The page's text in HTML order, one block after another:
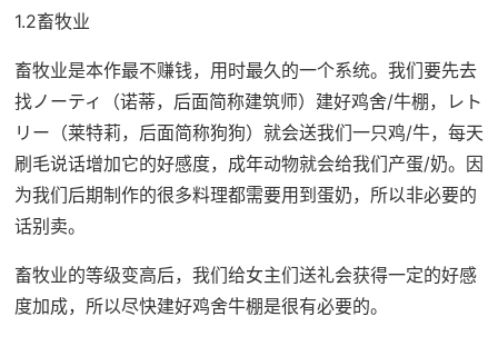
1.2畜牧业
畜牧业是本作最不赚钱，用时最久的一个系统。我们要先去
找ノーティ（诺蒂，后面简称建筑师）建好鸡舍/牛棚，レト
リー（莱特莉，后面简称狗狗）就会送我们一只鸡/牛，每天
刷毛说话增加它的好感度，成年动物就会给我们产蛋/奶。因
为我们后期制作的很多料理都需要用到蛋奶，所以非必要的
话别卖。
畜牧业的等级变高后，我们给女主们送礼会获得一定的好感
度加成，所以尽快建好鸡舍牛棚是很有必要的。